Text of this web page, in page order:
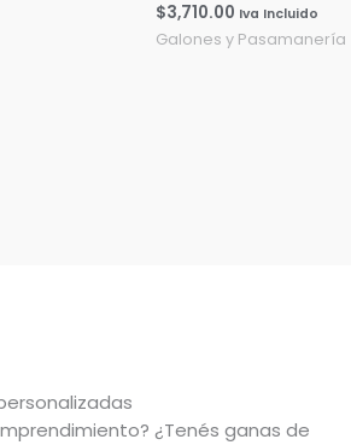
$3,710.00 Iva Incluido
Galones y Pasamanería
¿Tenés ganas de